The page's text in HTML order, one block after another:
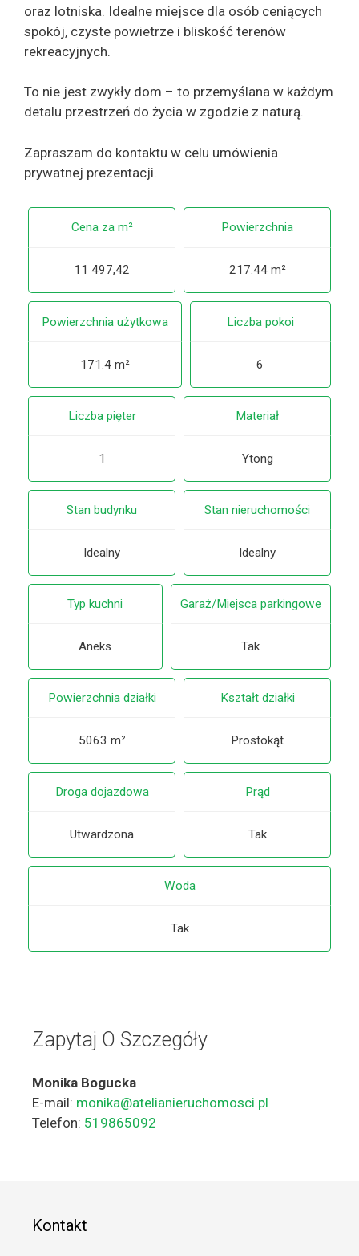
oraz lotniska. Idealne miejsce dla osób ceniących
spokój, czyste powietrze i bliskość terenów
rekreacyjnych.
To nie jest zwykły dom – to przemyślana w każdym
detalu przestrzeń do życia w zgodzie z naturą.
Zapraszam do kontaktu w celu umówienia
prywatnej prezentacji.
Cena za m²
11 497,42
Powierzchnia
217.44 m²
Powierzchnia użytkowa
171.4 m²
Liczba pokoi
6
Liczba pięter
1
Materiał
Ytong
Stan budynku
Idealny
Stan nieruchomości
Idealny
Typ kuchni
Aneks
Garaż/Miejsca parkingowe
Tak
Powierzchnia działki
5063 m²
Kształt działki
Prostokąt
Droga dojazdowa
Utwardzona
Prąd
Tak
Woda
Tak
Zapytaj O Szczegóły
Monika Bogucka
E-mail: monika@atelianieruchomosci.pl
Telefon: 519865092
Kontakt